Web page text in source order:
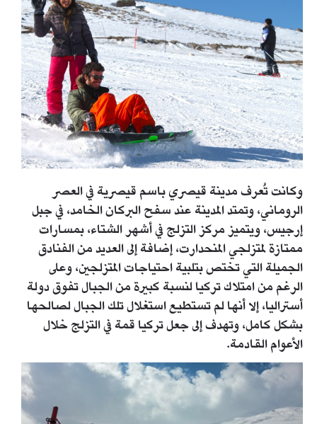
وكانت تُعرف مدينة قيصري باسم قيصرية في العصر
الروماني، وتمتد المدينة عند سفح البركان الخامد، في جبل
إرجيس، ويتميز مركز التزلج في أشهر الشتاء، بمسارات
ممتازة لمتزلجي المنحدارت، إضافة إلى العديد من الفنادق
الجميلة التي تختص بتلبية احتياجات المتزلجين، وعلى
الرغم من امتلاك تركيا لنسبة كبيرة من الجبال تفوق دولة
أستراليا، إلا أنها لم تستطيع استغلال تلك الجبال لصالحها
بشكل كامل، وتهدف إلى جعل تركيا قمة في التزلج خلال
الأعوام القادمة.